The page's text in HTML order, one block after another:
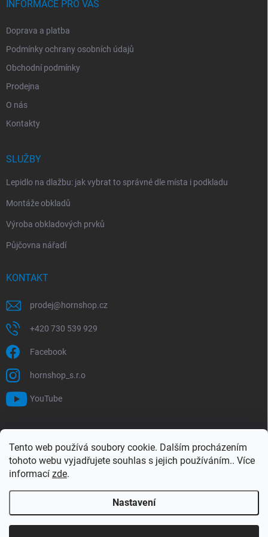
Tento web používá soubory cookie. Dalším procházením
tohoto webu vyjadřujete souhlas s jejich používáním.. Více
informací zde.
Nastavení
INFORMACE PRO VÁS
Doprava a platba
Podmínky ochrany osobních údajů
Obchodní podmínky
Prodejna
O nás
Kontakty
SLUŽBY
Lepidlo na dlažbu: jak vybrat to správné dle místa i podkladu
Montáže obkladů
Výroba obkladových prvků
Půjčovna nářadí
KONTAKT
prodej@hornshop.cz
+420 730 539 929
Facebook
hornshop_s.r.o
YouTube
Hledat
Copyright 2026Hornshop. Všechna práva vyhrazena.Upravit nastavení